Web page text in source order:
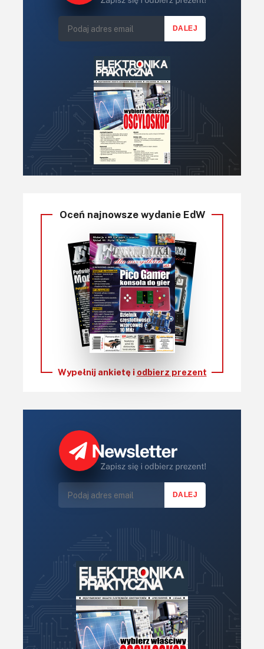
Oceń najnowsze wydanie EdW
Wypełnij ankietę i odbierz prezent